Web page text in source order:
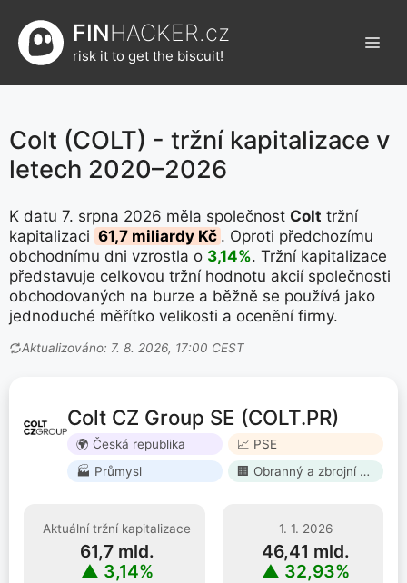
obsah
FINHACKER.cz
risk it to get the biscuit!
Colt (COLT) - tržní kapitalizace v
letech 2020–2026
K datu 7. srpna 2026 měla společnost Colt tržní
kapitalizaci 61,7 miliardy Kč . Oproti předchozímu
obchodnímu dni vzrostla o 3,14%. Tržní kapitalizace
představuje celkovou tržní hodnotu akcií společnosti
obchodovaných na burze a běžně se používá jako
jednoduché měřítko velikosti a ocenění firmy.
Aktualizováno: 7. 8. 2026, 17:00 CEST
Colt CZ Group SE (COLT.PR)
🌍 Česká republika
📈 PSE
🏭 Průmysl
🏢 Obranný a zbrojní průmysl
Aktuální tržní kapitalizace
61,7 mld.
▲ 3,14%
1. 1. 2026
46,41 mld.
▲ 32,93%